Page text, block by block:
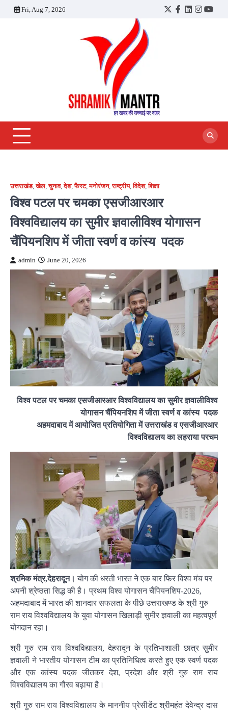
Fri, Aug 7, 2026
Twitter
Facebook
LinkedIn
उत्तराखंड,खेल,चुनाव,देश,फैस्ट,मनोरंजन,राष्ट्रीय,विदेश,शिक्षा
विश्व पटल पर चमका एसजीआरआर
विश्वविद्यालय का सुमीर ज्ञवालीविश्व योगासन
चैंपियनशिप में जीता स्वर्ण व कांस्य पदक
admin June 20, 2026
विश्व पटल पर चमका एसजीआरआर विश्वविद्यालय का सुमीर ज्ञवालीविश्व
योगासन चैंपियनशिप में जीता स्वर्ण व कांस्य पदक
अहमदाबाद में आयोजित प्रतियोगिता में उत्तराखंड व एसजीआरआर
विश्वविद्यालय का लहराया परचम
श्रमिक मंत्र,देहरादून। योग की धरती भारत ने एक बार फिर विश्व मंच पर
अपनी श्रेष्ठता सिद्ध की है। प्रथम विश्व योगासन चैंपियनशिप-2026,
अहमदाबाद में भारत की शानदार सफलता के पीछे उत्तराखण्ड के श्री गुरु
राम राय विश्वविद्यालय के युवा योगासन खिलाड़ी सुमीर ज्ञवाली का महत्वपूर्ण
योगदान रहा।
श्री गुरु राम राय विश्वविद्यालय, देहरादून के प्रतिभाशाली छात्र सुमीर
ज्ञवाली ने भारतीय योगासन टीम का प्रतिनिधित्व करते हुए एक स्वर्ण पदक
और एक कांस्य पदक जीतकर देश, प्रदेश और श्री गुरु राम राय
विश्वविद्यालय का गौरव बढ़ाया है।
श्री गुरु राम राय विश्वविद्यालय के माननीय प्रेसीडेंट श्रीमहंत देवेन्द्र दास